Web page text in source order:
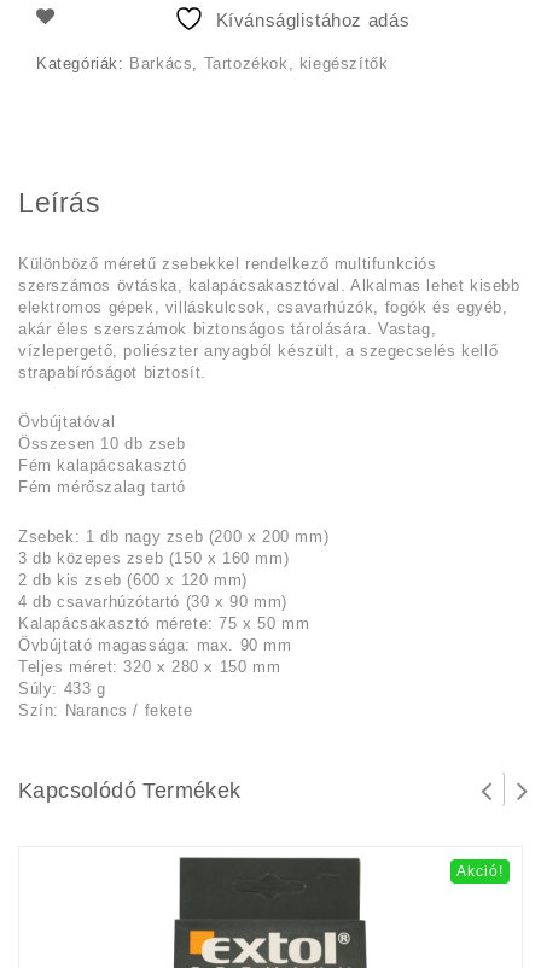
Kívánságlistához adás
Kategóriák: Barkács, Tartozékok, kiegészítők
Leírás
Különböző méretű zsebekkel rendelkező multifunkciós
szerszámos övtáska, kalapácsakasztóval. Alkalmas lehet kisebb
elektromos gépek, villáskulcsok, csavarhúzók, fogók és egyéb,
akár éles szerszámok biztonságos tárolására. Vastag,
vízlepergető, poliészter anyagból készült, a szegecselés kellő
strapabíróságot biztosít.
Övbújtatóval
Összesen 10 db zseb
Fém kalapácsakasztó
Fém mérőszalag tartó
Zsebek: 1 db nagy zseb (200 x 200 mm)
3 db közepes zseb (150 x 160 mm)
2 db kis zseb (600 x 120 mm)
4 db csavarhúzótartó (30 x 90 mm)
Kalapácsakasztó mérete: 75 x 50 mm
Övbújtató magassága: max. 90 mm
Teljes méret: 320 x 280 x 150 mm
Súly: 433 g
Szín: Narancs / fekete
Kapcsolódó Termékek
Akció!